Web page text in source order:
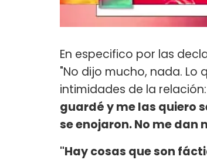
En especifico por las
"No dijo mucho, nada. Lo
intimidades de la relación:
guardé y me las quiero
se enojaron. No me dan
"Hay cosas que son